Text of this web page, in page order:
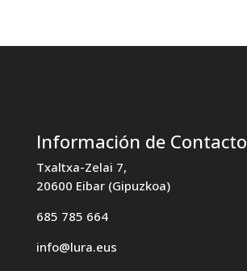
Información de Contacto
Txaltxa-Zelai 7,
20600 Eibar (Gipuzkoa)
685 785 664
info@lura.eus